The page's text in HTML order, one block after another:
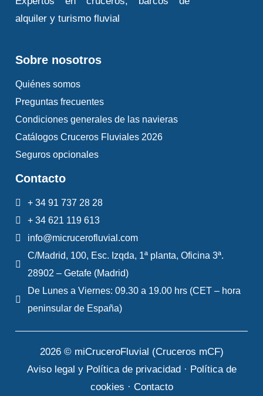
alquiler y turismo fluvial
Sobre nosotros
Quiénes somos
Preguntas frecuentes
Condiciones generales de las navieras
Catálogos Cruceros Fluviales 2026
Seguros opcionales
Contacto
+ 34 91 737 28 28
+ 34 621 119 613
info@micrucerofluvial.com
C/Madrid, 100, Esc. Izqda, 1ª planta, Oficina 3ª.
28902 – Getafe (Madrid)
De Lunes a Viernes: 09.30 a 19.00 hrs (CET – hora
peninsular de España)
2026 © miCruceroFluvial (Cruceros mCF)
Aviso legal y Política de privacidad· Política de
cookies · Contacto